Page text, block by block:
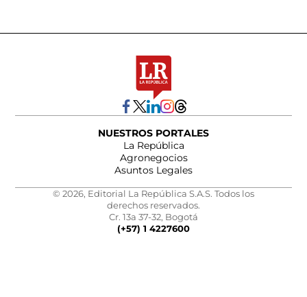
NUESTROS PORTALES
La República
Agronegocios
Asuntos Legales
© 2026, Editorial La República S.A.S. Todos los
derechos reservados.
Cr. 13a 37-32, Bogotá
(+57) 1 4227600